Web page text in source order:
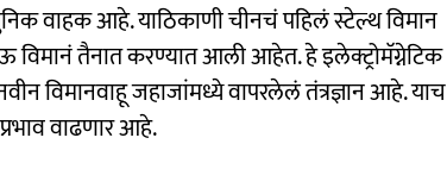
वाहक आहे. याठिकाणी चीनचं पहिलं स्टेल्थ विमान
तैनात करण्यात आली आहेत. हे इलेक्ट्रोमॅग्नेटिक
विमानवाहू जहाजांमध्ये वापरलेलं तंत्रज्ञान आहे. याच
वाढणार आहे.